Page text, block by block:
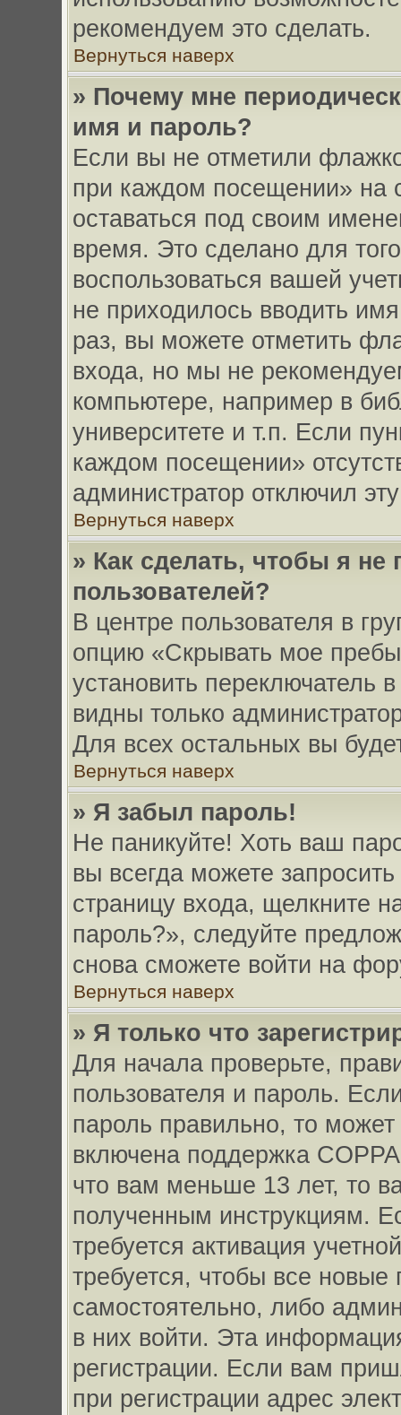
рекомендуем это сделать.
Вернуться наверх
» Почему мне
имя и пароль?
Если вы не отметили
при каждом посещении» на
оставаться под своим
время. Это сделано для
воспользоваться вашей
не приходилось вводить
раз, вы можете отметить
входа, но мы не
компьютере, например в
университете и т.п. Если
каждом посещении»
администратор отключил
Вернуться наверх
» Как сделать, чтобы я не
пользователей?
В центре пользователя в
опцию «Скрывать мое
установить переключатель
видны только
Для всех остальных вы
Вернуться наверх
» Я забыл пароль!
Не паникуйте! Хоть ваш
вы всегда можете
страницу входа, щелкните
пароль?», следуйте
снова сможете войти на
Вернуться наверх
» Я только что
Для начала проверьте,
пользователя и пароль.
пароль правильно, то
включена поддержка
что вам меньше 13 лет, то
полученным инструкциям.
требуется активация
требуется, чтобы все
самостоятельно, либо
в них войти. Эта
регистрации. Если вам
при регистрации адрес